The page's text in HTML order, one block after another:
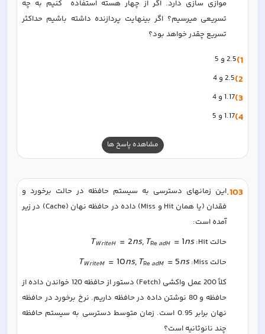
تسریع چقدر خواهد بود؟
1) 2.5 و 5
2) 2.5 و 4
3) 1.17 و 4
4) 1.17 و 5
مشاهده پاسخ ها
103
.
آمده است:
حالت Hit:
TWriteH = 2ns, TRe adH =1ns
حالت Miss: TWriteM = 10ns, TRe adM = 5ns
چند نانوثانیه است؟